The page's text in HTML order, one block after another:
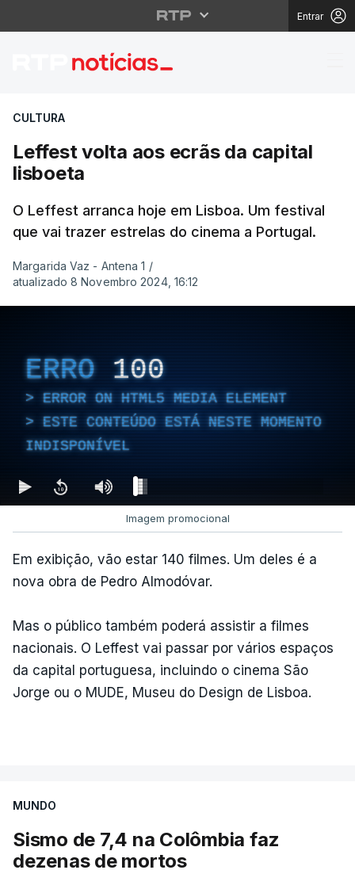
Entrar
Leffest volta aos
CULTURA
Leffest volta aos ecrãs da capital
lisboeta
O Leffest arranca hoje em Lisboa. Um festival
que vai trazer estrelas do cinema a Portugal.
Margarida Vaz - Antena 1 /
atualizado 8 Novembro 2024, 16:12
ERRO 100
ERROR ON HTML5 MEDIA ELEMENT
ESTE CONTEÚDO ESTÁ NESTE MOMENTO
INDISPONÍVEL
Imagem promocional
Em exibição, vão estar 140 filmes. Um deles é a
nova obra de Pedro Almodóvar.
Mas o público também poderá assistir a filmes
nacionais. O Leffest vai passar por vários espaços
da capital portuguesa, incluindo o cinema São
Jorge ou o MUDE, Museu do Design de Lisboa.
MUNDO
Sismo de 7,4 na Colômbia faz
dezenas de mortos